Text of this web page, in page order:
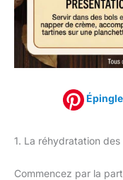
1. La réhydratation
Commencez par la